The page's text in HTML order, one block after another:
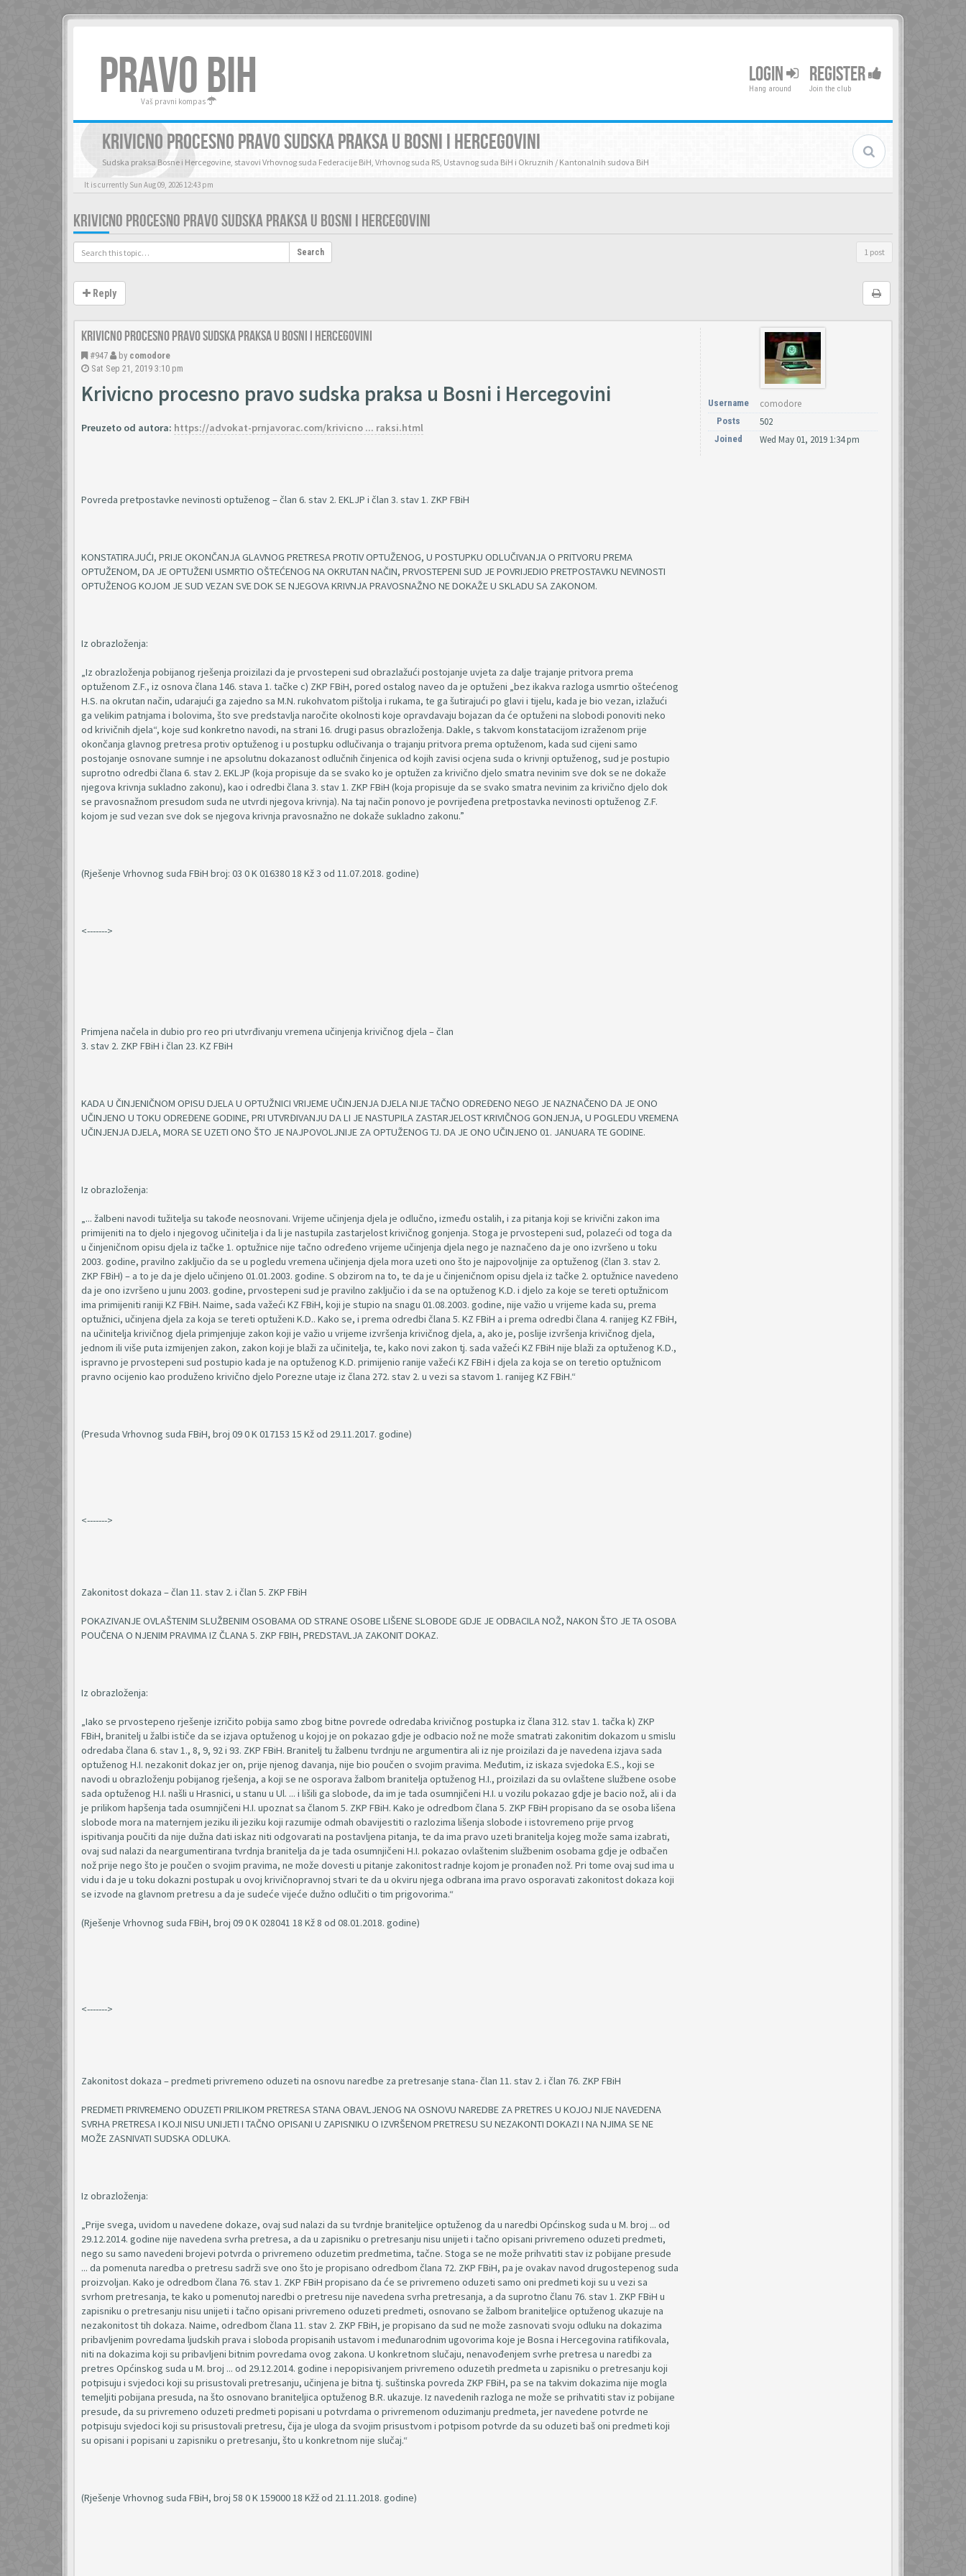
PRAVO BIH
Vaš pravni kompas
LOGIN
Hang around
REGISTER
Join the club
KRIVICNO PROCESNO PRAVO SUDSKA PRAKSA U BOSNI I HERCEGOVINI
Sudska praksa Bosne i Hercegovine, stavovi Vrhovnog suda Federacije BiH, Vrhovnog suda RS, Ustavnog suda BiH i Okruznih / Kantonalnih sudova BiH
It is currently Sun Aug 09, 2026 12:43 pm
KRIVICNO PROCESNO PRAVO SUDSKA PRAKSA U BOSNI I HERCEGOVINI
Search 1 post
Reply
Krivicno procesno pravo sudska praksa u Bosni i Hercegovini
#947 by comodore
Sat Sep 21, 2019 3:10 pm
Krivicno procesno pravo sudska praksa u Bosni i Hercegovini
Preuzeto od autora: https://advokat-prnjavorac.com/krivicno ... raksi.html
Povreda pretpostavke nevinosti optuženog – član 6. stav 2. EKLJP i član 3. stav 1. ZKP FBiH
KONSTATIRAJUĆI, PRIJE OKONČANJA GLAVNOG PRETRESA PROTIV OPTUŽENOG, U POSTUPKU ODLUČIVANJA O PRITVORU PREMA
OPTUŽENOM, DA JE OPTUŽENI USMRTIO OŠTEĆENOG NA OKRUTAN NAČIN, PRVOSTEPENI SUD JE POVRIJEDIO PRETPOSTAVKU NEVINOSTI
OPTUŽENOG KOJOM JE SUD VEZAN SVE DOK SE NJEGOVA KRIVNJA PRAVOSNAŽNO NE DOKAŽE U SKLADU SA ZAKONOM.
Iz obrazloženja:
„Iz obrazloženja pobijanog rješenja proizilazi da je prvostepeni sud obrazlažući postojanje uvjeta za dalje trajanje pritvora prema
optuženom Z.F., iz osnova člana 146. stava 1. tačke c) ZKP FBiH, pored ostalog naveo da je optuženi „bez ikakva razloga usmrtio oštećenog
H.S. na okrutan način, udarajući ga zajedno sa M.N. rukohvatom pištolja i rukama, te ga šutirajući po glavi i tijelu, kada je bio vezan, izlažući
ga velikim patnjama i bolovima, što sve predstavlja naročite okolnosti koje opravdavaju bojazan da će optuženi na slobodi ponoviti neko
od krivičnih djela“, koje sud konkretno navodi, na strani 16. drugi pasus obrazloženja. Dakle, s takvom konstatacijom izraženom prije
okončanja glavnog pretresa protiv optuženog i u postupku odlučivanja o trajanju pritvora prema optuženom, kada sud cijeni samo
postojanje osnovane sumnje i ne apsolutnu dokazanost odlučnih činjenica od kojih zavisi ocjena suda o krivnji optuženog, sud je postupio
suprotno odredbi člana 6. stav 2. EKLJP (koja propisuje da se svako ko je optužen za krivično djelo smatra nevinim sve dok se ne dokaže
njegova krivnja sukladno zakonu), kao i odredbi člana 3. stav 1. ZKP FBiH (koja propisuje da se svako smatra nevinim za krivično djelo dok
se pravosnažnom presudom suda ne utvrdi njegova krivnja). Na taj način ponovo je povrijeđena pretpostavka nevinosti optuženog Z.F.
kojom je sud vezan sve dok se njegova krivnja pravosnažno ne dokaže sukladno zakonu.”
(Rješenje Vrhovnog suda FBiH broj: 03 0 K 016380 18 Kž 3 od 11.07.2018. godine)
<------->
Primjena načela in dubio pro reo pri utvrđivanju vremena učinjenja krivičnog djela – član
3. stav 2. ZKP FBiH i član 23. KZ FBiH
KADA U ČINJENIČNOM OPISU DJELA U OPTUŽNICI VRIJEME UČINJENJA DJELA NIJE TAČNO ODREĐENO NEGO JE NAZNAČENO DA JE ONO
UČINJENO U TOKU ODREĐENE GODINE, PRI UTVRĐIVANJU DA LI JE NASTUPILA ZASTARJELOST KRIVIČNOG GONJENJA, U POGLEDU VREMENA
UČINJENJA DJELA, MORA SE UZETI ONO ŠTO JE NAJPOVOLJNIJE ZA OPTUŽENOG TJ. DA JE ONO UČINJENO 01. JANUARA TE GODINE.
Iz obrazloženja:
„... žalbeni navodi tužitelja su takođe neosnovani. Vrijeme učinjenja djela je odlučno, između ostalih, i za pitanja koji se krivični zakon ima
primijeniti na to djelo i njegovog učinitelja i da li je nastupila zastarjelost krivičnog gonjenja. Stoga je prvostepeni sud, polazeći od toga da
u činjeničnom opisu djela iz tačke 1. optužnice nije tačno određeno vrijeme učinjenja djela nego je naznačeno da je ono izvršeno u toku
2003. godine, pravilno zaključio da se u pogledu vremena učinjenja djela mora uzeti ono što je najpovoljnije za optuženog (član 3. stav 2.
ZKP FBiH) – a to je da je djelo učinjeno 01.01.2003. godine. S obzirom na to, te da je u činjeničnom opisu djela iz tačke 2. optužnice navedeno
da je ono izvršeno u junu 2003. godine, prvostepeni sud je pravilno zaključio i da se na optuženog K.D. i djelo za koje se tereti optužnicom
ima primijeniti raniji KZ FBiH. Naime, sada važeći KZ FBiH, koji je stupio na snagu 01.08.2003. godine, nije važio u vrijeme kada su, prema
optužnici, učinjena djela za koja se tereti optuženi K.D.. Kako se, i prema odredbi člana 5. KZ FBiH a i prema odredbi člana 4. ranijeg KZ FBiH,
na učinitelja krivičnog djela primjenjuje zakon koji je važio u vrijeme izvršenja krivičnog djela, a, ako je, poslije izvršenja krivičnog djela,
jednom ili više puta izmijenjen zakon, zakon koji je blaži za učinitelja, te, kako novi zakon tj. sada važeći KZ FBiH nije blaži za optuženog K.D.,
ispravno je prvostepeni sud postupio kada je na optuženog K.D. primijenio ranije važeći KZ FBiH i djela za koja se on teretio optužnicom
pravno ocijenio kao produženo krivično djelo Porezne utaje iz člana 272. stav 2. u vezi sa stavom 1. ranijeg KZ FBiH.“
(Presuda Vrhovnog suda FBiH, broj 09 0 K 017153 15 Kž od 29.11.2017. godine)
<------->
Zakonitost dokaza – član 11. stav 2. i član 5. ZKP FBiH
POKAZIVANJE OVLAŠTENIM SLUŽBENIM OSOBAMA OD STRANE OSOBE LIŠENE SLOBODE GDJE JE ODBACILA NOŽ, NAKON ŠTO JE TA OSOBA
POUČENA O NJENIM PRAVIMA IZ ČLANA 5. ZKP FBIH, PREDSTAVLJA ZAKONIT DOKAZ.
Iz obrazloženja:
„Iako se prvostepeno rješenje izričito pobija samo zbog bitne povrede odredaba krivičnog postupka iz člana 312. stav 1. tačka k) ZKP
FBiH, branitelj u žalbi ističe da se izjava optuženog u kojoj je on pokazao gdje je odbacio nož ne može smatrati zakonitim dokazom u smislu
odredaba člana 6. stav 1., 8, 9, 92 i 93. ZKP FBiH. Branitelj tu žalbenu tvrdnju ne argumentira ali iz nje proizilazi da je navedena izjava sada
optuženog H.I. nezakonit dokaz jer on, prije njenog davanja, nije bio poučen o svojim pravima. Međutim, iz iskaza svjedoka E.S., koji se
navodi u obrazloženju pobijanog rješenja, a koji se ne osporava žalbom branitelja optuženog H.I., proizilazi da su ovlaštene službene osobe
sada optuženog H.I. našli u Hrasnici, u stanu u Ul. ... i lišili ga slobode, da im je tada osumnjičeni H.I. u vozilu pokazao gdje je bacio nož, ali i da
je prilikom hapšenja tada osumnjičeni H.I. upoznat sa članom 5. ZKP FBiH. Kako je odredbom člana 5. ZKP FBiH propisano da se osoba lišena
slobode mora na maternjem jeziku ili jeziku koji razumije odmah obavijestiti o razlozima lišenja slobode i istovremeno prije prvog
ispitivanja poučiti da nije dužna dati iskaz niti odgovarati na postavljena pitanja, te da ima pravo uzeti branitelja kojeg može sama izabrati,
ovaj sud nalazi da neargumentirana tvrdnja branitelja da je tada osumnjičeni H.I. pokazao ovlaštenim službenim osobama gdje je odbačen
nož prije nego što je poučen o svojim pravima, ne može dovesti u pitanje zakonitost radnje kojom je pronađen nož. Pri tome ovaj sud ima u
vidu i da je u toku dokazni postupak u ovoj krivičnopravnoj stvari te da u okviru njega odbrana ima pravo osporavati zakonitost dokaza koji
se izvode na glavnom pretresu a da je sudeće vijeće dužno odlučiti o tim prigovorima.“
(Rješenje Vrhovnog suda FBiH, broj 09 0 K 028041 18 Kž 8 od 08.01.2018. godine)
<------->
Zakonitost dokaza – predmeti privremeno oduzeti na osnovu naredbe za pretresanje stana- član 11. stav 2. i član 76. ZKP FBiH
PREDMETI PRIVREMENO ODUZETI PRILIKOM PRETRESA STANA OBAVLJENOG NA OSNOVU NAREDBE ZA PRETRES U KOJOJ NIJE NAVEDENA
SVRHA PRETRESA I KOJI NISU UNIJETI I TAČNO OPISANI U ZAPISNIKU O IZVRŠENOM PRETRESU SU NEZAKONTI DOKAZI I NA NJIMA SE NE
MOŽE ZASNIVATI SUDSKA ODLUKA.
Iz obrazloženja:
„Prije svega, uvidom u navedene dokaze, ovaj sud nalazi da su tvrdnje braniteljice optuženog da u naredbi Općinskog suda u M. broj ... od
29.12.2014. godine nije navedena svrha pretresa, a da u zapisniku o pretresanju nisu unijeti i tačno opisani privremeno oduzeti predmeti,
nego su samo navedeni brojevi potvrda o privremeno oduzetim predmetima, tačne. Stoga se ne može prihvatiti stav iz pobijane presude
... da pomenuta naredba o pretresu sadrži sve ono što je propisano odredbom člana 72. ZKP FBiH, pa je ovakav navod drugostepenog suda
proizvoljan. Kako je odredbom člana 76. stav 1. ZKP FBiH propisano da će se privremeno oduzeti samo oni predmeti koji su u vezi sa
svrhom pretresanja, te kako u pomenutoj naredbi o pretresu nije navedena svrha pretresanja, a da suprotno članu 76. stav 1. ZKP FBiH u
zapisniku o pretresanju nisu unijeti i tačno opisani privremeno oduzeti predmeti, osnovano se žalbom braniteljice optuženog ukazuje na
nezakonitost tih dokaza. Naime, odredbom člana 11. stav 2. ZKP FBiH, je propisano da sud ne može zasnovati svoju odluku na dokazima
pribavljenim povredama ljudskih prava i sloboda propisanih ustavom i međunarodnim ugovorima koje je Bosna i Hercegovina ratifikovala,
niti na dokazima koji su pribavljeni bitnim povredama ovog zakona. U konkretnom slučaju, nenavođenjem svrhe pretresa u naredbi za
pretres Općinskog suda u M. broj ... od 29.12.2014. godine i nepopisivanjem privremeno oduzetih predmeta u zapisniku o pretresanju koji
potpisuju i svjedoci koji su prisustovali pretresanju, učinjena je bitna tj. suštinska povreda ZKP FBiH, pa se na takvim dokazima nije mogla
temeljiti pobijana presuda, na što osnovano braniteljica optuženog B.R. ukazuje. Iz navedenih razloga ne može se prihvatiti stav iz pobijane
presude, da su privremeno oduzeti predmeti popisani u potvrdama o privremenom oduzimanju predmeta, jer navedene potvrde ne
potpisuju svjedoci koji su prisustovali pretresu, čija je uloga da svojim prisustvom i potpisom potvrde da su oduzeti baš oni predmeti koji
su opisani i popisani u zapisniku o pretresanju, što u konkretnom nije slučaj.“
(Rješenje Vrhovnog suda FBiH, broj 58 0 K 159000 18 Kžž od 21.11.2018. godine)
Username comodore
Posts 502
Joined Wed May 01, 2019 1:34 pm